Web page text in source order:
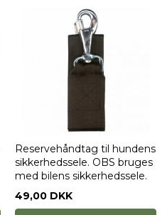
Reservehåndtag til hundens
sikkerhedssele. OBS bruges
med bilens sikkerhedssele.
49,00 DKK